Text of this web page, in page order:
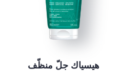
هيسياك جلّ منظّف